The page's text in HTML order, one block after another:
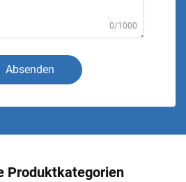
0/1000
Absenden
Produktkategorien